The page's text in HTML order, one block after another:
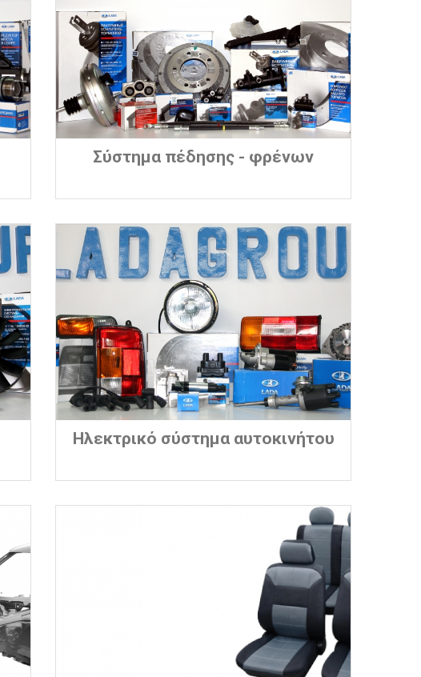
Σύστημα πέδησης - φρένων
Ηλεκτρικό σύστημα αυτοκινήτου